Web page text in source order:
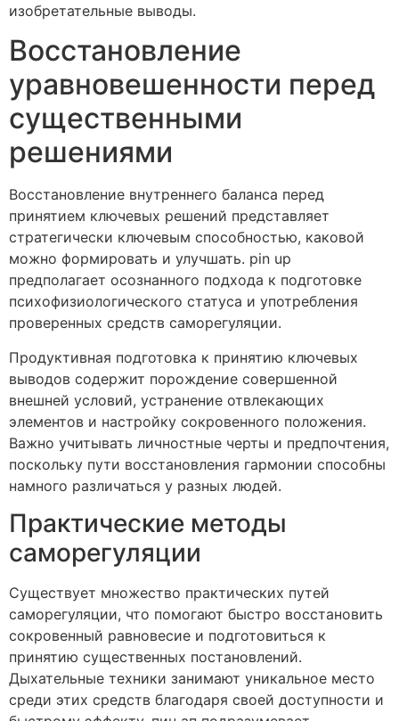
изобретательные выводы.
Восстановление
уравновешенности перед
существенными
решениями
Восстановление внутреннего баланса перед
принятием ключевых решений представляет
стратегически ключевым способностью, каковой
можно формировать и улучшать. pin up
предполагает осознанного подхода к подготовке
психофизиологического статуса и употребления
проверенных средств саморегуляции.
Продуктивная подготовка к принятию ключевых
выводов содержит порождение совершенной
внешней условий, устранение отвлекающих
элементов и настройку сокровенного положения.
Важно учитывать личностные черты и предпочтения,
поскольку пути восстановления гармонии способны
намного различаться у разных людей.
Практические методы
саморегуляции
Существует множество практических путей
саморегуляции, что помогают быстро восстановить
сокровенный равновесие и подготовиться к
принятию существенных постановлений.
Дыхательные техники занимают уникальное место
среди этих средств благодаря своей доступности и